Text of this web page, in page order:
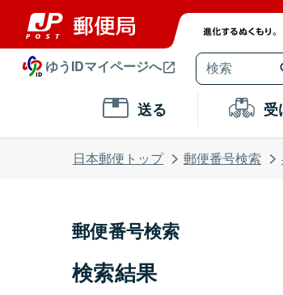
ゆうIDマイページへ
送る 受
日本郵便トップ 郵便番号検索
郵便番号検索
検索結果